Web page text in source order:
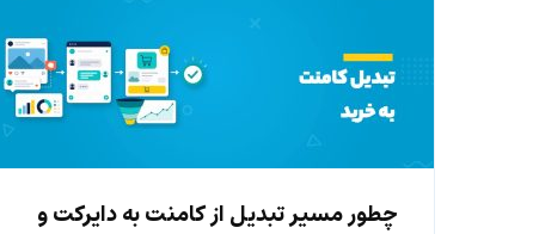
چطور مسیر تبدیل از کامنت به دایرکت و